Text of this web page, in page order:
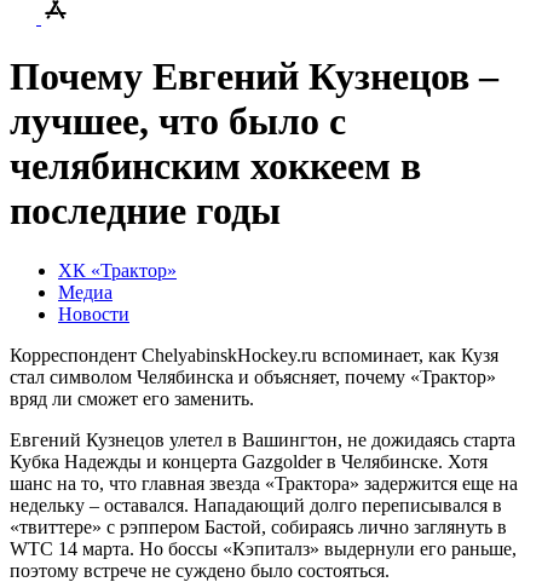
Почему Евгений Кузнецов –
лучшее, что было с
челябинским хоккеем в
последние годы
ХК «Трактор»
Медиа
Новости
Корреспондент ChelyabinskHockey.ru вспоминает, как Кузя
стал символом Челябинска и объясняет, почему «Трактор»
вряд ли сможет его заменить.
Евгений Кузнецов улетел в Вашингтон, не дожидаясь старта
Кубка Надежды и концерта Gazgolder в Челябинске. Хотя
шанс на то, что главная звезда «Трактора» задержится еще на
недельку – оставался. Нападающий долго переписывался в
«твиттере» с рэппером Бастой, собираясь лично заглянуть в
WTC 14 марта. Но боссы «Кэпиталз» выдернули его раньше,
поэтому встрече не суждено было состояться.